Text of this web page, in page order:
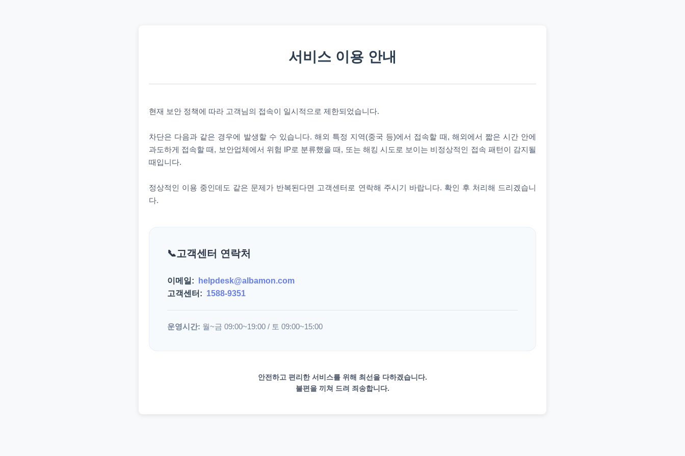
서비스 이용 안내
현재 보안 정책에 따라 고객님의 접속이 일시적으로 제한되었습니다.
차단은 다음과 같은 경우에 발생할 수 있습니다. 해외 특정 지역(중국 등)에서 접속할 때, 해외에서 짧은 시간 안에
과도하게 접속할 때, 보안업체에서 위험 IP로 분류했을 때, 또는 해킹 시도로 보이는 비정상적인 접속 패턴이 감지될
때입니다.
정상적인 이용 중인데도 같은 문제가 반복된다면 고객센터로 연락해 주시기 바랍니다. 확인 후 처리해 드리겠습니
다.
고객센터 연락처
이메일:
helpdesk@albamon.com
고객센터: 1588-9351
운영시간: 월~금 09:00~19:00 / 토 09:00~15:00
안전하고 편리한 서비스를 위해 최선을 다하겠습니다.
불편을 끼쳐 드려 죄송합니다.